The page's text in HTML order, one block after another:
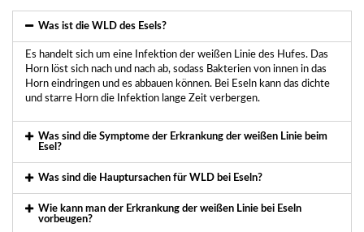
Was ist die WLD des Esels?
Es handelt sich um eine Infektion der weißen Linie des Hufes. Das
Horn löst sich nach und nach ab, sodass Bakterien von innen in das
Horn eindringen und es abbauen können. Bei Eseln kann das dichte
und starre Horn die Infektion lange Zeit verbergen.
Was sind die Symptome der Erkrankung der weißen Linie beim
Esel?
Was sind die Hauptursachen für WLD bei Eseln?
Wie kann man der Erkrankung der weißen Linie bei Eseln
vorbeugen?